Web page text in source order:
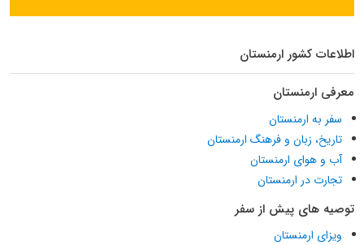
اطلاعات کشور ارمنستان
معرفی ارمنستان
سفر به ارمنستان
تاریخ، زبان و فرهنگ ارمنستان
آب و هوای ارمنستان
تجارت در ارمنستان
توصیه های پیش از سفر
ویزای ارمنستان